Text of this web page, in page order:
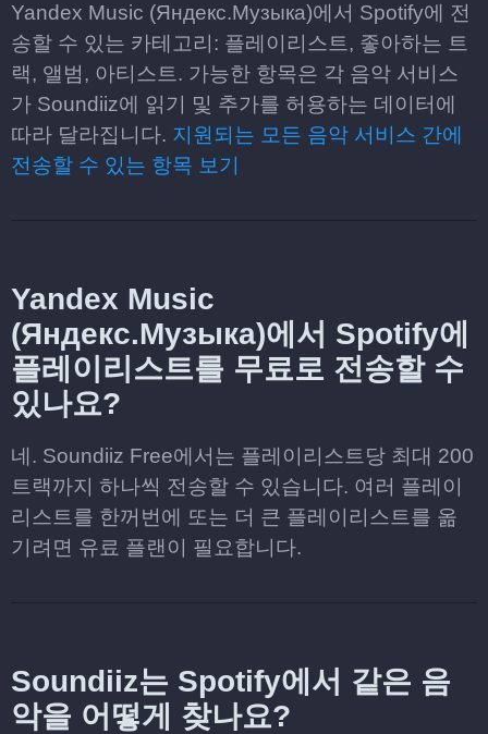
Yandex Music (Яндекс.Музыка)에서 Spotify에 전
송할 수 있는 카테고리: 플레이리스트, 좋아하는 트
랙, 앨범, 아티스트. 가능한 항목은 각 음악 서비스
가 Soundiiz에 읽기 및 추가를 허용하는 데이터에
따라 달라집니다. 지원되는 모든 음악 서비스 간에
전송할 수 있는 항목 보기
Yandex Music
(Яндекс.Музыка)에서 Spotify에
플레이리스트를 무료로 전송할 수
있나요?
네. Soundiiz Free에서는 플레이리스트당 최대 200
트랙까지 하나씩 전송할 수 있습니다. 여러 플레이
리스트를 한꺼번에 또는 더 큰 플레이리스트를 옮
기려면 유료 플랜이 필요합니다.
Soundiiz는 Spotify에서 같은 음
악을 어떻게 찾나요?